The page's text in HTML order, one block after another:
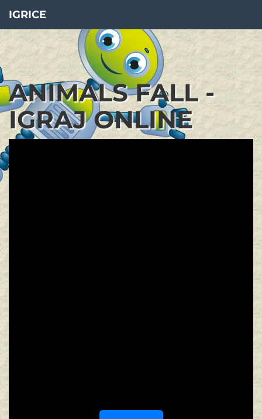
IGRICE
ANIMALS FALL -
IGRAJ ONLINE